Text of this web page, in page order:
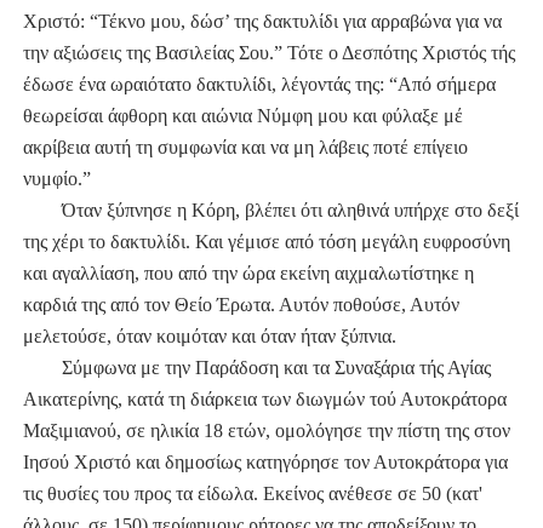
Χριστό: “Τέκνο μου, δώσ’ της δακτυλίδι για αρραβώνα για να
την αξιώσεις της Βασιλείας Σου.” Τότε ο Δεσπότης Χριστός τής
έδωσε ένα ωραιότατο δακτυλίδι, λέγοντάς της: “Από σήμερα
θεωρείσαι άφθορη και αιώνια Νύμφη μου και φύλαξε μέ
ακρίβεια αυτή τη συμφωνία και να μη λάβεις ποτέ επίγειο
νυμφίο.”
Όταν ξύπνησε η Κόρη, βλέπει ότι αληθινά υπήρχε στο δεξί
της χέρι το δακτυλίδι. Και γέμισε από τόση μεγάλη ευφροσύνη
και αγαλλίαση, που από την ώρα εκείνη αιχμαλωτίστηκε η
καρδιά της από τον Θείο Έρωτα. Αυτόν ποθούσε, Αυτόν
μελετούσε, όταν κοιμόταν και όταν ήταν ξύπνια.
Σύμφωνα με την Παράδοση και τα Συναξάρια τής Αγίας
Αικατερίνης, κατά τη διάρκεια των διωγμών τού Αυτοκράτορα
Μαξιμιανού, σε ηλικία 18 ετών, ομολόγησε την πίστη της στον
Ιησού Χριστό και δημοσίως κατηγόρησε τον Αυτοκράτορα για
τις θυσίες του προς τα είδωλα. Εκείνος ανέθεσε σε 50 (κατ'